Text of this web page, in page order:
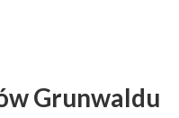
Grunwaldu